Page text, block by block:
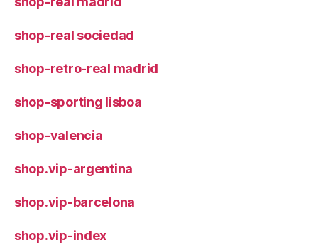
shop-real sociedad
shop-retro-real madrid
shop-sporting lisboa
shop-valencia
shop.vip-argentina
shop.vip-barcelona
shop.vip-index